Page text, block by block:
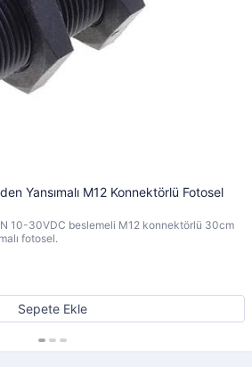
Yansımalı M12 Konnektörlü Fotosel
10-30VDC beslemeli M12 konnektörlü 30cm
fotosel.
Sepete Ekle